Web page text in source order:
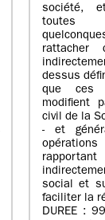
société,
toutes
rattacher
dessus
que ces
modifient
civil de la
- et
opérations
rapportant
social et
faciliter la
DUREE :